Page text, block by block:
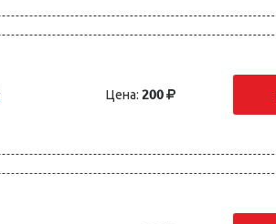
Цена: 200